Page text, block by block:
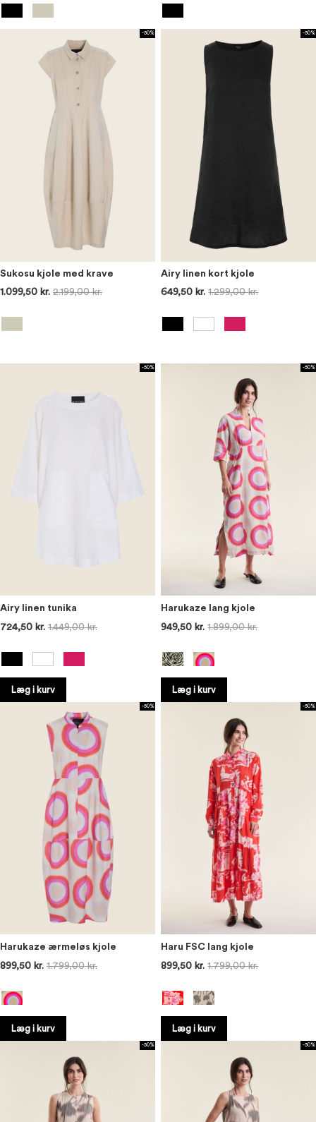
-50%
Sukosu kjole med krave
1.099,50 kr. 2.199,00 kr.
-50%
Airy linen kort kjole
649,50 kr. 1.299,00 kr.
-50%
Airy linen tunika
724,50 kr. 1.449,00 kr.
Læg i kurv
-50%
Harukaze lang kjole
949,50 kr. 1.899,00 kr.
Læg i kurv
-50%
Harukaze ærmeløs kjole
899,50 kr. 1.799,00 kr.
Læg i kurv
-50%
Haru FSC lang kjole
899,50 kr. 1.799,00 kr.
Læg i kurv
-50% -50%